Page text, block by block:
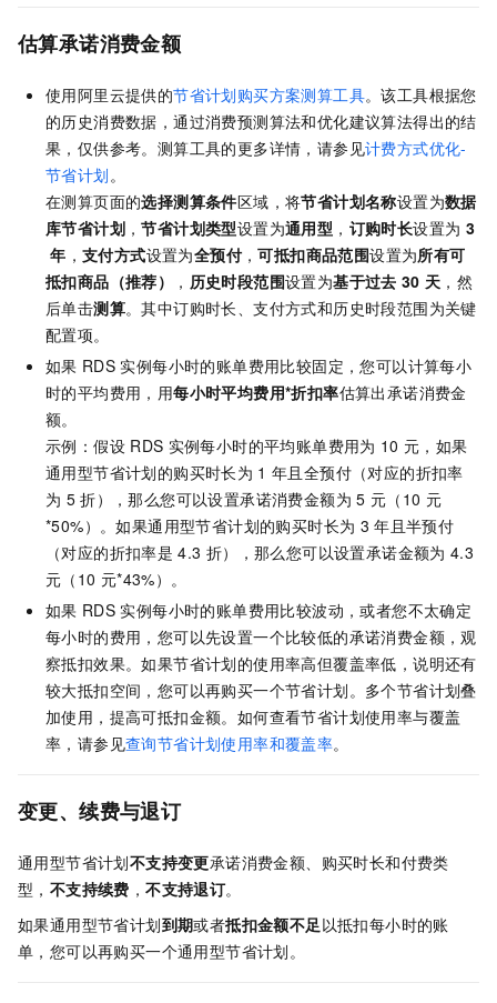
估算承诺消费金额
使用阿里云提供的节省计划购买方案测算工具。该工具根据您
的历史消费数据，通过消费预测算法和优化建议算法得出的结
果，仅供参考。测算工具的更多详情，请参见计费方式优化-
节省计划 。
在测算页面的选择测算条件区域，将节省计划名称设置为数据
库节省计划 ，节省计划类型设置为通用型 ， 订购时长设置为 3
年 ， 支付方式设置为全预付，可抵扣商品范围设置为所有可
抵扣商品（推荐）
， 历史时段范围设置为基于过去 30 天 ，然
后单击测算。其中订购时长、支付方式和历史时段范围为关键
配置项。
如果 RDS 实例每小时的账单费用比较固定，您可以计算每小
时的平均费用，用每小时平均费用*折扣率估算出承诺消费金
额。
示例：假设 RDS 实例每小时的平均账单费用为 10 元，如果
通用型节省计划的购买时长为 1 年且全预付（对应的折扣率
为 5 折），那么您可以设置承诺消费金额为 5 元（10 元
*50%）。如果通用型节省计划的购买时长为 3 年且半预付
（对应的折扣率是 4.3 折），那么您可以设置承诺金额为 4.3
元（10 元*43%）。
如果 RDS 实例每小时的账单费用比较波动，或者您不太确定
每小时的费用，您可以先设置一个比较低的承诺消费金额，观
察抵扣效果。如果节省计划的使用率高但覆盖率低，说明还有
较大抵扣空间，您可以再购买一个节省计划。多个节省计划叠
加使用，提高可抵扣金额。如何查看节省计划使用率与覆盖
率，请参见查询节省计划使用率和覆盖率。
变更、续费与退订
通用型节省计划不支持变更承诺消费金额、购买时长和付费类
型， 不支持续费 ，不支持退订。
如果通用型节省计划到期或者抵扣金额不足以抵扣每小时的账
单，您可以再购买一个通用型节省计划。